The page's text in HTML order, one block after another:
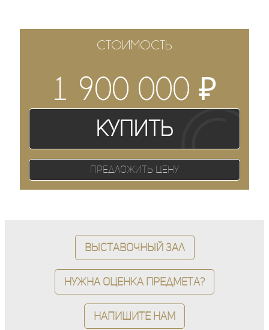
СТОИМОСТЬ
1 900 000₽
Купить
Предложить цену
Выставочный зал
Нужна оценка предмета?
Напишите нам